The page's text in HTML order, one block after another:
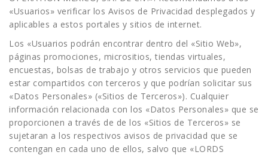
«Usuarios» verificar los Avisos de Privacidad desplegados y
aplicables a estos portales y sitios de internet.
Los «Usuarios podrán encontrar dentro del «Sitio Web»,
páginas promociones, micrositios, tiendas virtuales,
encuestas, bolsas de trabajo y otros servicios que pueden
estar compartidos con terceros y que podrían solicitar sus
«Datos Personales» («Sitios de Terceros»). Cualquier
información relacionada con los «Datos Personales» que se
proporcionen a través de de los «Sitios de Terceros» se
sujetaran a los respectivos avisos de privacidad que se
contengan en cada uno de ellos, salvo que «LORDS